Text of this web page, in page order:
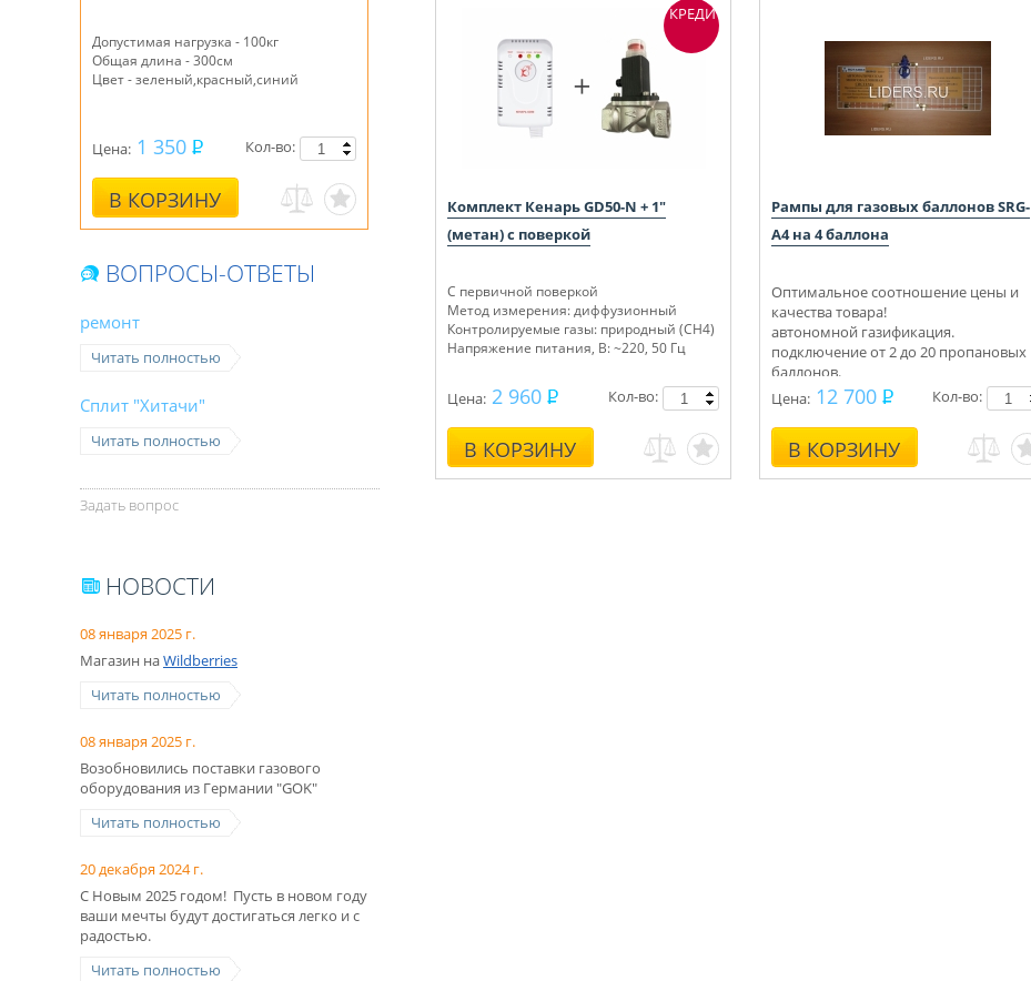
Допустимая нагрузка - 100кг
Общая длина - 300см
Цвет - зеленый,красный,синий
Цена: 1 350
В КОРЗИНУ
Кол-во:
ВОПРОСЫ-ОТВЕТЫ
ремонт
Читать полностью
Сплит "Хитачи"
Читать полностью
Задать вопрос
НОВОСТИ
08 января 2025 г.
Магазин наWildberries
Читать полностью
08 января 2025 г.
Возобновились поставки газового
оборудования из Германии "GOK"
Читать полностью
20 декабря 2024 г.
С Новым 2025 годом! Пусть в новом году
ваши мечты будут достигаться легко и с
радостью.
Читать полностью
Комплект Кенарь GD50-N + 1"
(метан) с поверкой
С первичной поверкой
Метод измерения: диффузионный
Контролируемые газы: природный (СН4)
Напряжение питания, В: ~220, 50 Гц
Цена: 2 960
В КОРЗИНУ
Кол-во:
КРЕДИТ
Рампы для газовых баллонов SRG-
А4 на 4 баллона
Оптимальное соотношение цены и
качества товара!
автономной газификация.
подключение от 2 до 20 пропановых
баллонов.
Укомплектуем под ключ.
Консультации, монтаж.
Цена: 12 700
В КОРЗИНУ
Кол-во: